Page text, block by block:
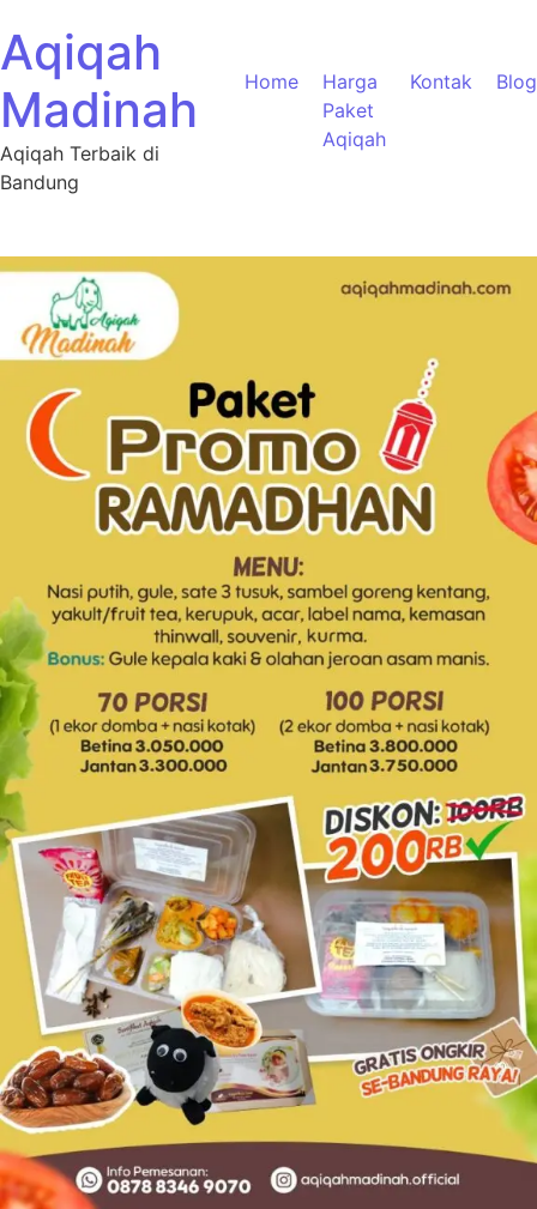
Aqiqah
Madinah
Aqiqah Terbaik di
Bandung
Home
Harga
Paket
Aqiqah
Kontak Blog